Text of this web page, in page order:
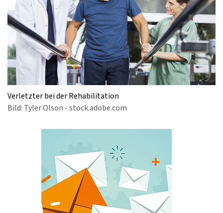
Verletzter bei der Rehabilitation
Bild: Tyler Olson - stock.adobe.com